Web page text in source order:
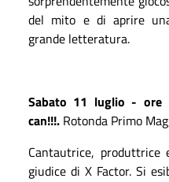
del mito e di aprire
grande letteratura.
Sabato 11 luglio - ore
can!!!. Rotonda Primo
Cantautrice, produttrice
giudice di X Factor. Si